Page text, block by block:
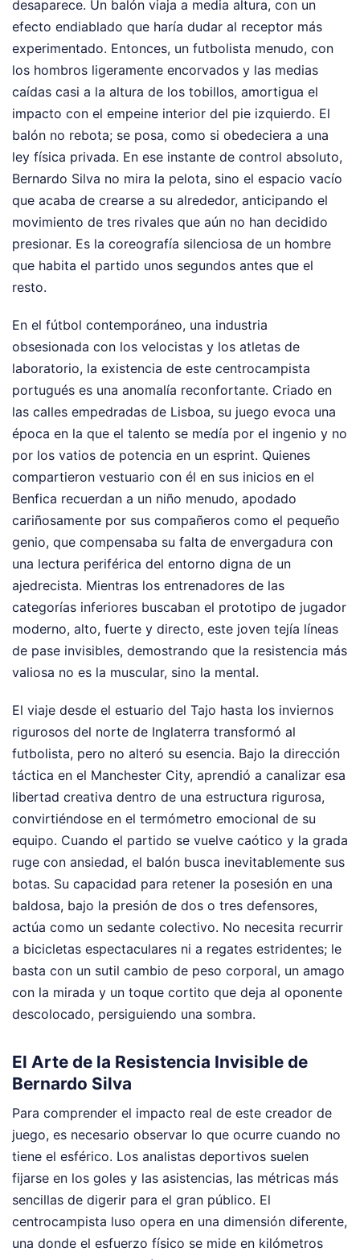
desaparece. Un balón viaja a media altura, con un
efecto endiablado que haría dudar al receptor más
experimentado. Entonces, un futbolista menudo, con
los hombros ligeramente encorvados y las medias
caídas casi a la altura de los tobillos, amortigua el
impacto con el empeine interior del pie izquierdo. El
balón no rebota; se posa, como si obedeciera a una
ley física privada. En ese instante de control absoluto,
Bernardo Silva no mira la pelota, sino el espacio vacío
que acaba de crearse a su alrededor, anticipando el
movimiento de tres rivales que aún no han decidido
presionar. Es la coreografía silenciosa de un hombre
que habita el partido unos segundos antes que el
resto.
En el fútbol contemporáneo, una industria
obsesionada con los velocistas y los atletas de
laboratorio, la existencia de este centrocampista
portugués es una anomalía reconfortante. Criado en
las calles empedradas de Lisboa, su juego evoca una
época en la que el talento se medía por el ingenio y no
por los vatios de potencia en un esprint. Quienes
compartieron vestuario con él en sus inicios en el
Benfica recuerdan a un niño menudo, apodado
cariñosamente por sus compañeros como el pequeño
genio, que compensaba su falta de envergadura con
una lectura periférica del entorno digna de un
ajedrecista. Mientras los entrenadores de las
categorías inferiores buscaban el prototipo de jugador
moderno, alto, fuerte y directo, este joven tejía líneas
de pase invisibles, demostrando que la resistencia más
valiosa no es la muscular, sino la mental.
El viaje desde el estuario del Tajo hasta los inviernos
rigurosos del norte de Inglaterra transformó al
futbolista, pero no alteró su esencia. Bajo la dirección
táctica en el Manchester City, aprendió a canalizar esa
libertad creativa dentro de una estructura rigurosa,
convirtiéndose en el termómetro emocional de su
equipo. Cuando el partido se vuelve caótico y la grada
ruge con ansiedad, el balón busca inevitablemente sus
botas. Su capacidad para retener la posesión en una
baldosa, bajo la presión de dos o tres defensores,
actúa como un sedante colectivo. No necesita recurrir
a bicicletas espectaculares ni a regates estridentes; le
basta con un sutil cambio de peso corporal, un amago
con la mirada y un toque cortito que deja al oponente
descolocado, persiguiendo una sombra.
El Arte de la Resistencia Invisible de
Bernardo Silva
Para comprender el impacto real de este creador de
juego, es necesario observar lo que ocurre cuando no
tiene el esférico. Los analistas deportivos suelen
fijarse en los goles y las asistencias, las métricas más
sencillas de digerir para el gran público. El
centrocampista luso opera en una dimensión diferente,
una donde el esfuerzo físico se mide en kilómetros